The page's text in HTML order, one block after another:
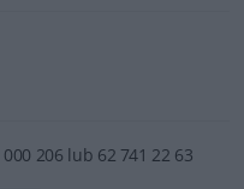
206 lub 62 741 22 63